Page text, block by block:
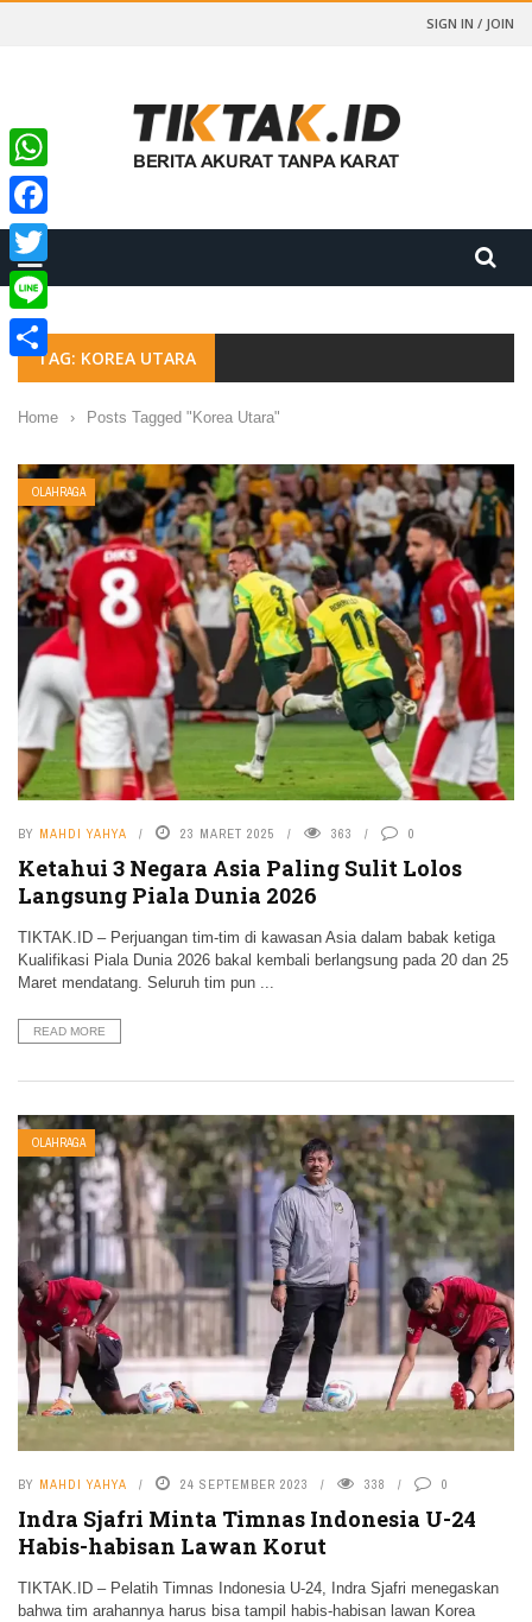
SIGN IN / JOIN
TAG: KOREA UTARA
Home › Posts Tagged "Korea Utara"
OLAHRAGA
BY MAHDI YAHYA 23 MARET 2025 363 0
Ketahui 3 Negara Asia Paling Sulit Lolos
Langsung Piala Dunia 2026
TIKTAK.ID – Perjuangan tim-tim di kawasan Asia dalam babak ketiga
Kualifikasi Piala Dunia 2026 bakal kembali berlangsung pada 20 dan 25
Maret mendatang. Seluruh tim pun ...
READ MORE
OLAHRAGA
BY MAHDI YAHYA 24 SEPTEMBER 2023 338 0
Indra Sjafri Minta Timnas Indonesia U-24
Habis-habisan Lawan Korut
TIKTAK.ID – Pelatih Timnas Indonesia U-24, Indra Sjafri menegaskan
bahwa tim arahannya harus bisa tampil habis-habisan lawan Korea
WhatsApp
Facebook
Twitter
Line